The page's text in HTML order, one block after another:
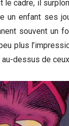
le cadre, il
un enfant ses
souvent un
plus
dessus de